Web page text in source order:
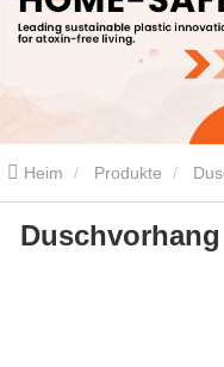
Heim Produkte
Duschvorhang aus 100 %